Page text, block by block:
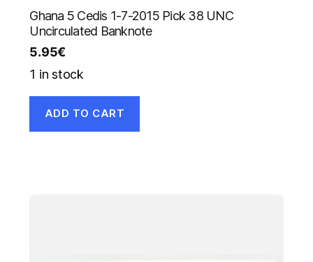
Ghana 5 Cedis 1-7-2015 Pick 38 UNC
Uncirculated Banknote
5.95€
1 in stock
ADD TO CART